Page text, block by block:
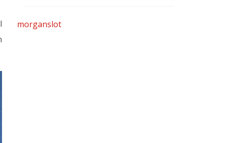
morganslot